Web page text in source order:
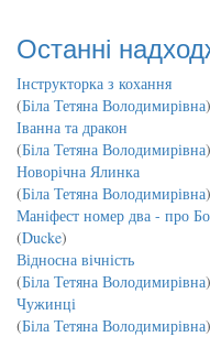
Останні
Інструкторка з кохання
(Біла Тетяна Володимирівна)
Іванна та дракон
(Біла Тетяна Володимирівна)
Новорічна Ялинка
(Біла Тетяна Володимирівна)
Маніфест номер два - про
(Ducke)
Відносна вічність
(Біла Тетяна Володимирівна)
Чужинці
(Біла Тетяна Володимирівна)